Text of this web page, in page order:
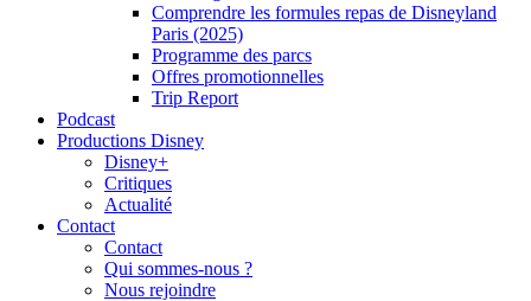
Comprendre les formules repas de Disneyland
Paris (2025)
Programme des parcs
Offres promotionnelles
Trip Report
Podcast
Productions Disney
Disney+
Critiques
Actualité
Contact
Contact
Qui sommes-nous ?
Nous rejoindre